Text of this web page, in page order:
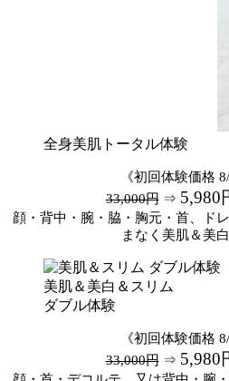
全身美肌トータル体験
《初回体験価格
33,000円⇒ 5,980
顔・背中・腕・脇・胸元・首、ド
まなく美肌＆美
美肌＆美白＆スリム
ダブル体験
《初回体験価格
33,000円⇒ 5,980